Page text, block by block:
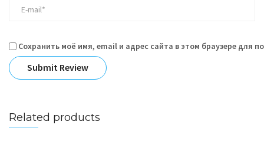
Сохранить моё имя, email и адрес сайта в этом браузере для
Related products